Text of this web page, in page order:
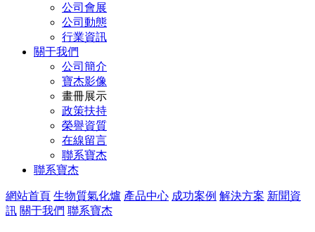
公司會展
公司動態
行業資訊
關于我們
公司簡介
寶杰影像
畫冊展示
政策扶持
榮譽資質
在線留言
聯系寶杰
聯系寶杰
網站首頁 生物質氣化爐 產品中心 成功案例 解決方案 新聞資
訊 關于我們 聯系寶杰